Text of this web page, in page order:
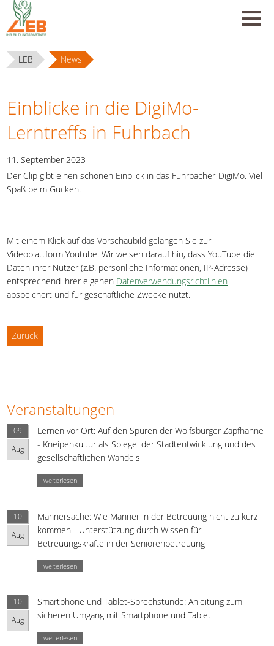
LEB News
Einblicke in die DigiMo-
Lerntreffs in Fuhrbach
11. September 2023
Der Clip gibt einen schönen Einblick in das Fuhrbacher-DigiMo. Viel
Spaß beim Gucken.
Mit einem Klick auf das Vorschaubild gelangen Sie zur
Videoplattform Youtube. Wir weisen darauf hin, dass YouTube die
Daten ihrer Nutzer (z.B. persönliche Informationen, IP-Adresse)
entsprechend ihrer eigenen Datenverwendungsrichtlinien
abspeichert und für geschäftliche Zwecke nutzt.
Zurück
Veranstaltungen
09
Aug
Lernen vor Ort: Auf den Spuren der Wolfsburger Zapfhähne
- Kneipenkultur als Spiegel der Stadtentwicklung und des
gesellschaftlichen Wandels
weiterlesen
10
Aug
Männersache: Wie Männer in der Betreuung nicht zu kurz
kommen - Unterstützung durch Wissen für
Betreuungskräfte in der Seniorenbetreuung
weiterlesen
10
Aug
Smartphone und Tablet-Sprechstunde: Anleitung zum
sicheren Umgang mit Smartphone und Tablet
weiterlesen